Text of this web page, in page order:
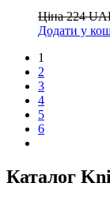
Ціна224
Додати у
1
2
3
4
5
6
Каталог